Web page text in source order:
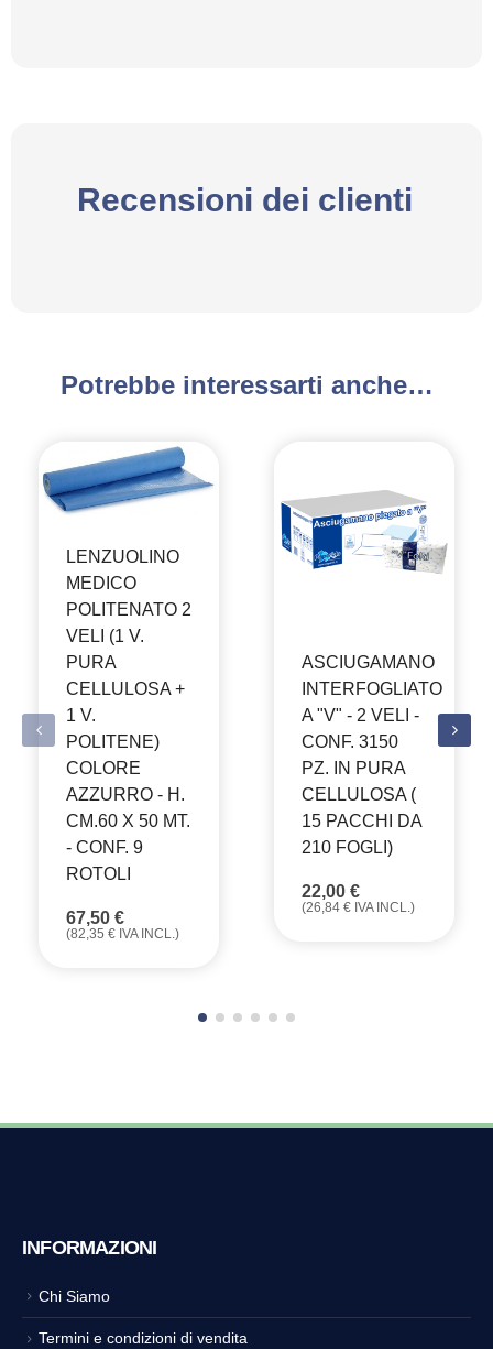
Recensioni dei clienti
Potrebbe interessarti anche…
LENZUOLINO
MEDICO
POLITENATO 2
VELI (1 V.
PURA
CELLULOSA +
1 V.
POLITENE)
COLORE
AZZURRO - H.
CM.60 X 50 MT.
- CONF. 9
ROTOLI
67,50 €
(82,35 € IVA INCL.)
ASCIUGAMANO
INTERFOGLIATO
A "V" - 2 VELI -
CONF. 3150
PZ. IN PURA
CELLULOSA (
15 PACCHI DA
210 FOGLI)
22,00 €
(26,84 € IVA INCL.)
INFORMAZIONI
Chi Siamo
Termini e condizioni di vendita